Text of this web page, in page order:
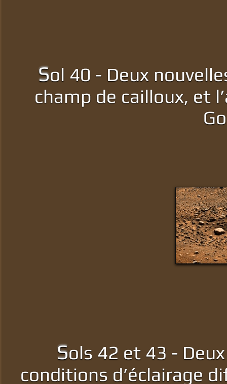
Sol 40 - Deux
champ de cailloux, et
Sols 42 et 43 -
conditions d’éclairage